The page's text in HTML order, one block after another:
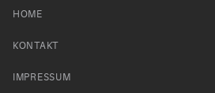
HOME
KONTAKT
IMPRESSUM